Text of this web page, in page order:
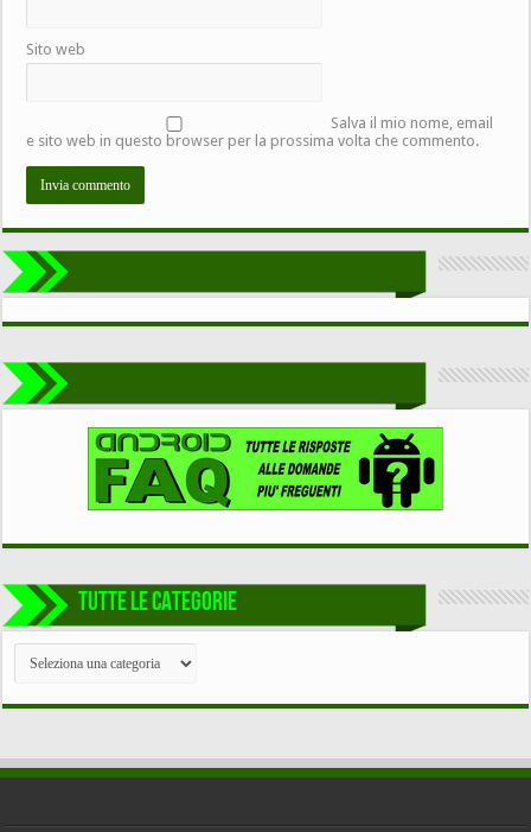
Sito web
Salva il mio nome, email
e sito web in questo browser per la prossima volta che commento.
TUTTE LE CATEGORIE
TUTTE
CATEGORIE